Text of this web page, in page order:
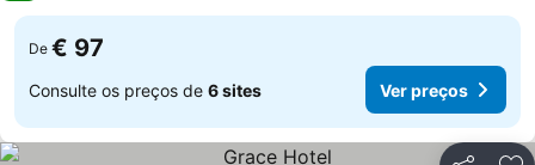
De € 97
Consulte os preços de 6 sites Ver preços